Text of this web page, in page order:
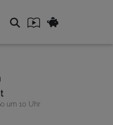
um 10 Uhr